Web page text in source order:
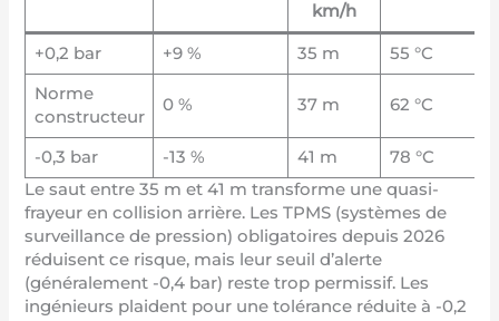
km/h
+0,2 bar +9 % 35 m
55 °C
Norme
constructeur
0 % 37 m 62 °C
-0,3 bar -13 % 41 m
78 °C
Le saut entre 35 m et 41 m transforme une quasi-
frayeur en collision arrière. Les TPMS (systèmes de
surveillance de pression) obligatoires depuis 2026
réduisent ce risque, mais leur seuil d’alerte
(généralement -0,4 bar) reste trop permissif. Les
ingénieurs plaident pour une tolérance réduite à -0,2